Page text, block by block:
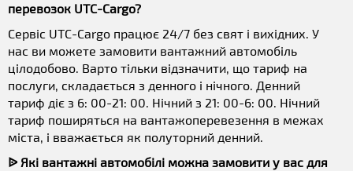
перевозок UTC-Cargo?
Сервіс UTC-Cargo працює 24/7 без свят і вихідних. У
нас ви можете замовити вантажний автомобіль
цілодобово. Варто тільки відзначити, що тариф на
послуги, складається з денного і нічного. Денний
тариф діє з 6: 00-21: 00. Нічний з 21: 00-6: 00. Нічний
тариф поширяться на вантажоперевезення в межах
міста, і вважається як полуторний денний.
ᐉ Які вантажні автомобілі можна замовити у вас для